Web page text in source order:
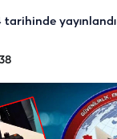
tarihinde yayınlandı